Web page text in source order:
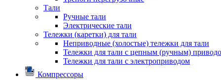
Тали
Ручные тали
Электрические тали
Тележки (каретки) для тали
Неприводные (холостые) тележки для тали
Тележки для тали с цепным (ручным)
Тележки для тали с электроприводом
Компрессоры